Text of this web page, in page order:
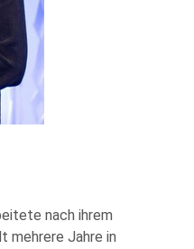
nach ihrem
mehrere Jahre in